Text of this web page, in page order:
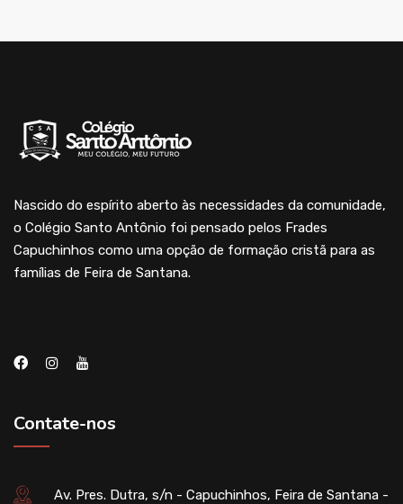
Nascido do espírito aberto às necessidades da comunidade,
o Colégio Santo Antônio foi pensado pelos Frades
Capuchinhos como uma opção de formação cristã para as
famílias de Feira de Santana.
Contate-nos
Av. Pres. Dutra, s/n - Capuchinhos, Feira de Santana -